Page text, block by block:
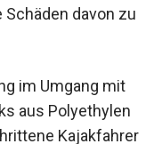
davon zu
im Umgang mit
aus Polyethylen
Kajakfahrer